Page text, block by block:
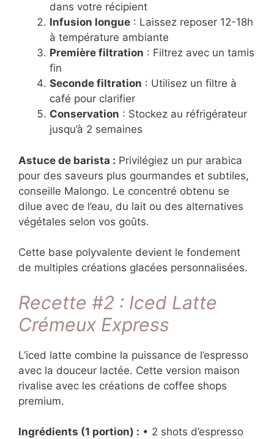
dans votre récipient
Infusion longue : Laissez reposer 12-18h
à température ambiante
Première filtration : Filtrez avec un tamis
fin
Seconde filtration : Utilisez un filtre à
café pour clarifier
Conservation : Stockez au réfrigérateur
jusqu’à 2 semaines
Astuce de barista : Privilégiez un pur arabica
pour des saveurs plus gourmandes et subtiles,
conseille Malongo. Le concentré obtenu se
dilue avec de l’eau, du lait ou des alternatives
végétales selon vos goûts.
Cette base polyvalente devient le fondement
de multiples créations glacées personnalisées.
Recette #2 : Iced Latte
Crémeux Express
L’iced latte combine la puissance de l’espresso
avec la douceur lactée. Cette version maison
rivalise avec les créations de coffee shops
premium.
Ingrédients (1 portion) : • 2 shots d’espresso